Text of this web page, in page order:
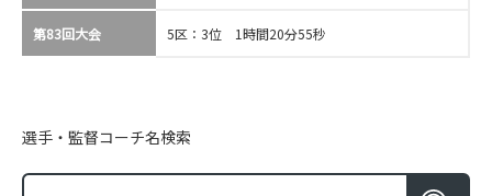
第83回大会 5区：3位 1時間20分55秒
選手・監督コーチ名検索